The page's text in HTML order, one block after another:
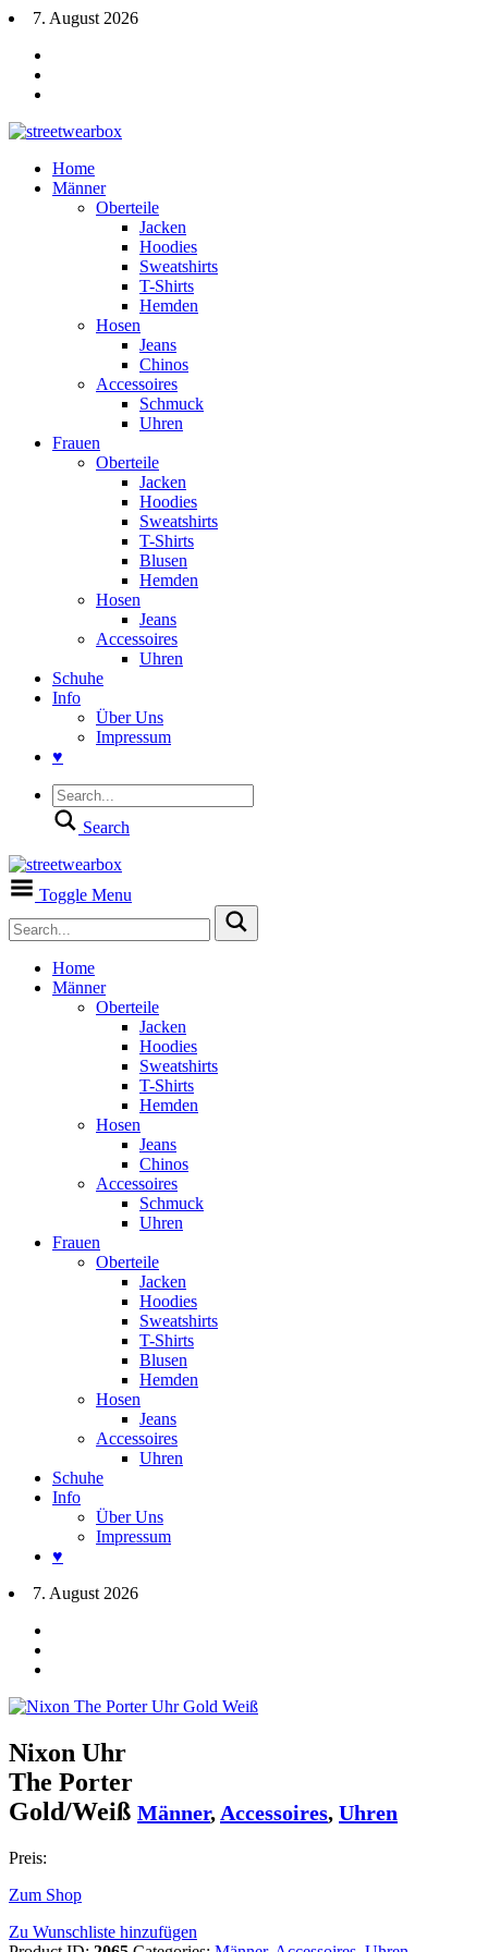
7. August 2026
Home
Männer
Oberteile
Jacken
Hoodies
Sweatshirts
T-Shirts
Hemden
Hosen
Jeans
Chinos
Accessoires
Schmuck
Uhren
Frauen
Oberteile
Jacken
Hoodies
Sweatshirts
T-Shirts
Blusen
Hemden
Hosen
Jeans
Accessoires
Uhren
Schuhe
Info
Über Uns
Impressum
♥
Search
Toggle Menu
Home
Männer
Oberteile
Jacken
Hoodies
Sweatshirts
T-Shirts
Hemden
Hosen
Jeans
Chinos
Accessoires
Schmuck
Uhren
Frauen
Oberteile
Jacken
Hoodies
Sweatshirts
T-Shirts
Blusen
Hemden
Hosen
Jeans
Accessoires
Uhren
Schuhe
Info
Über Uns
Impressum
♥
7. August 2026
Nixon Uhr
The Porter
Gold/Weiß Männer, Accessoires, Uhren
Preis:
Zum Shop
Zu Wunschliste hinzufügen